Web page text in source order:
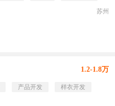
苏州
1.2-1.8万
产品开发
样衣开发